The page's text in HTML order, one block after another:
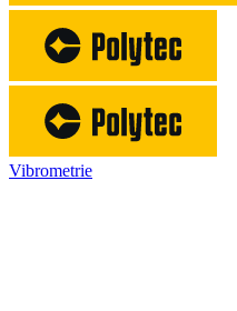
Vibrometrie